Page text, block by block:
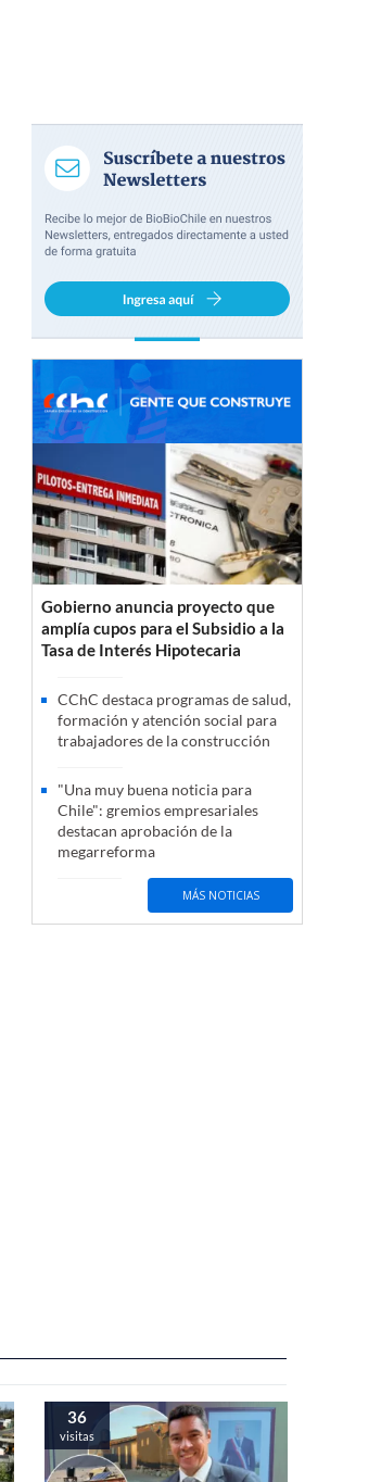
Gobierno anuncia proyecto que
amplía cupos para el Subsidio a la
Tasa de Interés Hipotecaria
CChC destaca programas de salud,
formación y atención social para
trabajadores de la construcción
"Una muy buena noticia para
Chile": gremios empresariales
destacan aprobación de la
megarreforma
MÁS NOTICIAS
36
visitas